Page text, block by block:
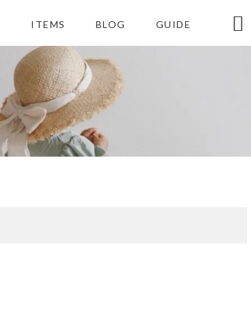
ITEMS BLOG GUIDE 